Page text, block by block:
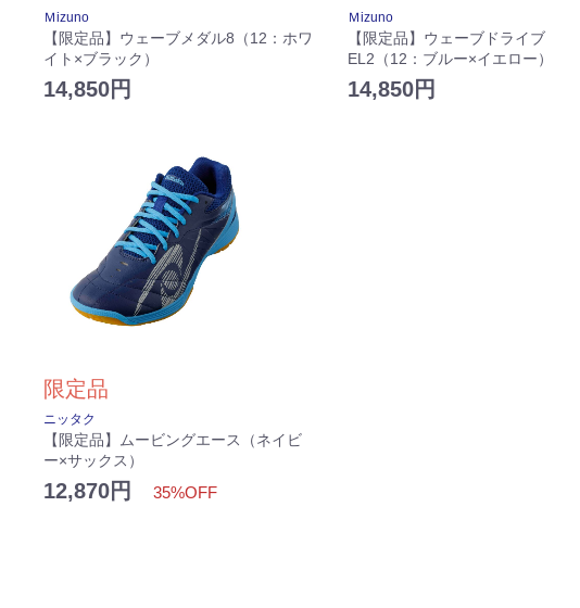
Ｍizuno
【限定品】ウェーブメダル8（12：ホワ
イト×ブラック）
14,850円
Ｍizuno
【限定品】ウェーブドライブ
EL2（12：ブルー×イエロー）
14,850円
限定品
ニッタク
【限定品】ムービングエース（ネイビ
ー×サックス）
12,870円 35%OFF